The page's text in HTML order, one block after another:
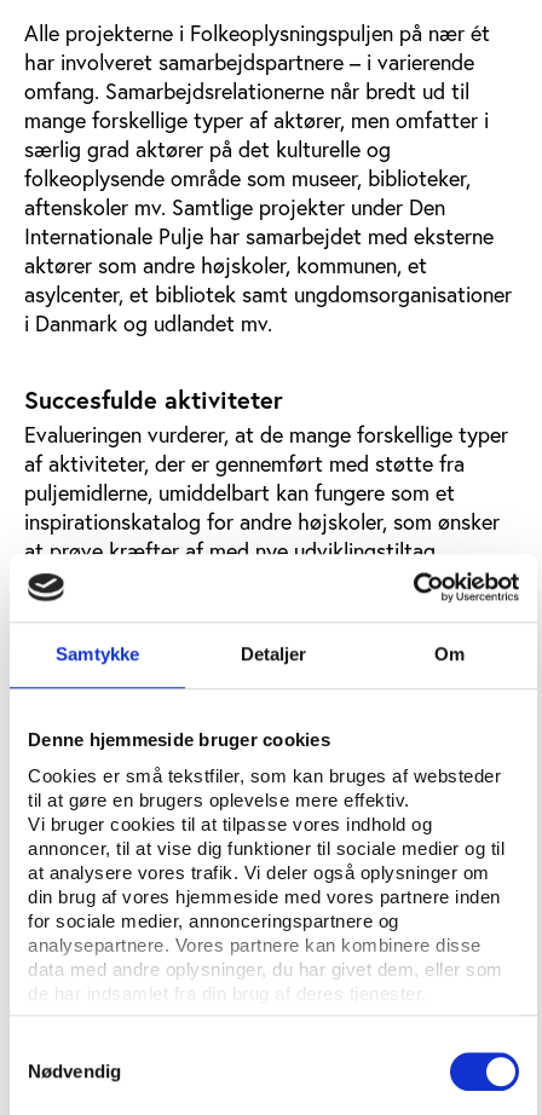
Samtykke Detaljer Om
Denne hjemmeside bruger cookies
Cookies er små tekstfiler, som kan bruges af websteder
til at gøre en brugers oplevelse mere effektiv.
Vi bruger cookies til at tilpasse vores indhold og
annoncer, til at vise dig funktioner til sociale medier og til
at analysere vores trafik. Vi deler også oplysninger om
din brug af vores hjemmeside med vores partnere inden
for sociale medier, annonceringspartnere og
analysepartnere. Vores partnere kan kombinere disse
data med andre oplysninger, du har givet dem, eller som
de har indsamlet fra din brug af deres tjenester.
Nødvendig
Alle projekterne i Folkeoplysningspuljen på nær ét
har involveret samarbejdspartnere – i varierende
omfang. Samarbejdsrelationerne når bredt ud til
mange forskellige typer af aktører, men omfatter i
særlig grad aktører på det kulturelle og
folkeoplysende område som museer, biblioteker,
aftenskoler mv. Samtlige projekter under Den
Internationale Pulje har samarbejdet med eksterne
aktører som andre højskoler, kommunen, et
asylcenter, et bibliotek samt ungdomsorganisationer
i Danmark og udlandet mv.
Succesfulde aktiviteter
Evalueringen vurderer, at de mange forskellige typer
af aktiviteter, der er gennemført med støtte fra
puljemidlerne, umiddelbart kan fungere som et
inspirationskatalog for andre højskoler, som ønsker
at prøve kræfter af med nye udviklingstiltag.
Men det er også muligt at lære fra de refleksioner,
projektlederne har gjort sig, og de udfordringer, de
har oplevet undervejs i processen. Et centralt
fokuspunkt i evalueringen har derfor også været den
oplevede succeser og udfordringer i projekterne eller
overvejelser om, hvad projektlederne ville gøre
anderledes, hvis de skulle gennemføre et lignende
projekt i fremtiden.
Ud over succesoplevelser i forhold til konkrete
arrangementer og produkter er mødet mellem
højskolen og lokalsamfundet noget, som især
projekterne under Folkeoplysningspuljen lægger
vægt på.
havde et stort udbytte af etableringen af nye